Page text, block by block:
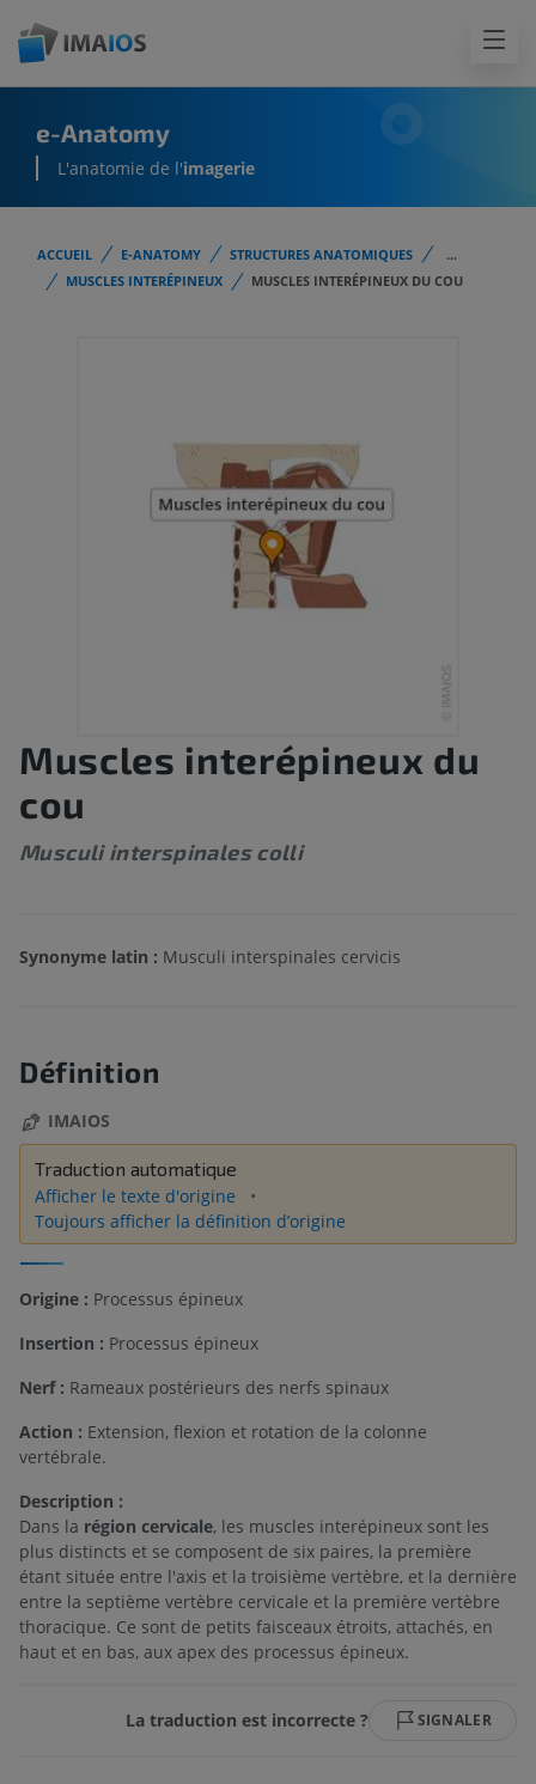
e-Anatomy
L'anatomie de l'imagerie
ACCUEIL E-ANATOMY STRUCTURES ANATOMIQUES
...
MUSCLES INTERÉPINEUX
MUSCLES INTERÉPINEUX DU COU
Muscles interépineux du
cou
Musculi interspinales colli
Synonyme latin : Musculi interspinales cervicis
Définition
IMAIOS
Traduction automatique
Afficher le texte d'origine
Toujours afficher la définition d’origine
Origine : Processus épineux
Insertion : Processus épineux
Nerf : Rameaux postérieurs des nerfs spinaux
Action : Extension, flexion et rotation de la colonne
vertébrale.
Description :
Dans la région cervicale, les muscles interépineux sont les
plus distincts et se composent de six paires, la première
étant située entre l'axis et la troisième vertèbre, et la dernière
entre la septième vertèbre cervicale et la première vertèbre
thoracique. Ce sont de petits faisceaux étroits, attachés, en
haut et en bas, aux apex des processus épineux.
La traduction est incorrecte ? SIGNALER